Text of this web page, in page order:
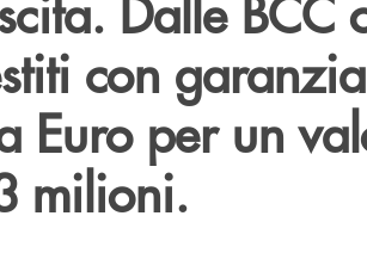
con
Euro per un
milioni.